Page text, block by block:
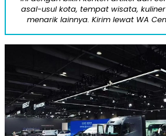
asal-usul kota, tempat wisata,
menarik lainnya. Kirim lewat WA